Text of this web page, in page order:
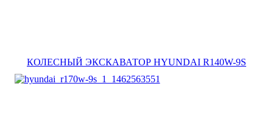
КОЛЕСНЫЙ ЭКСКАВАТОР HYUNDAI R140W-9S